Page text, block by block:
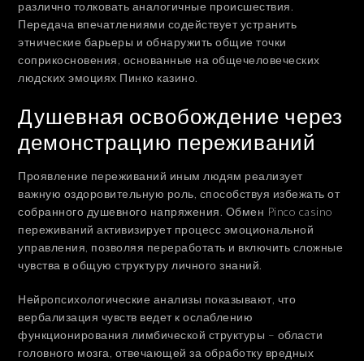
различно толковать аналогичные происшествия.
Передача впечатлениями содействует устранить
этнические барьеры и обнаружить общие точки
соприкосновения, основанные на общечеловеческих
людских эмоциях Пинко казино.
Душевная освобождение через
демонстрацию переживаний
Проявление переживаний иным людям реализует
важную оздоровительную роль, способствуя избежать от
собранного душевного напряжения. Обмен Pinco casino
переживаний активизирует процесс эмоциональной
управления, позволяя переработать и включить сложные
чувства в общую структуру личного знаний.
Нейропсихологические анализы показывают, что
вербализация чувств ведет к ослаблению
функционирования лимбической структуры – области
головного мозга, отвечающей за обработку вредных